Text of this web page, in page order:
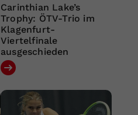
Carinthian Lake’s
Trophy: ÖTV-Trio im
Klagenfurt-
Viertelfinale
ausgeschieden